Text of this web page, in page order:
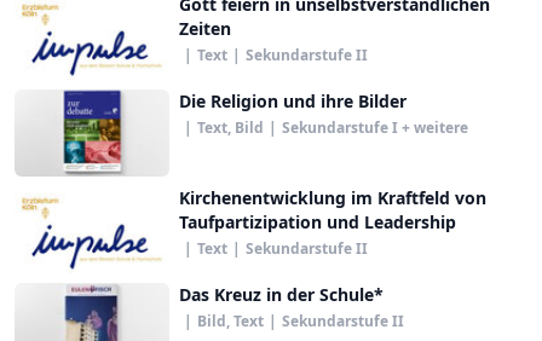
Zeiten
| Text | Sekundarstufe II
Die Religion und ihre Bilder
| Text, Bild | Sekundarstufe I + weitere
Kirchenentwicklung im Kraftfeld von
Taufpartizipation und Leadership
| Text | Sekundarstufe II
Das Kreuz in der Schule*
| Bild, Text | Sekundarstufe II